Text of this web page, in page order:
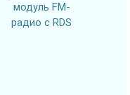
модуль FM-
радио с RDS